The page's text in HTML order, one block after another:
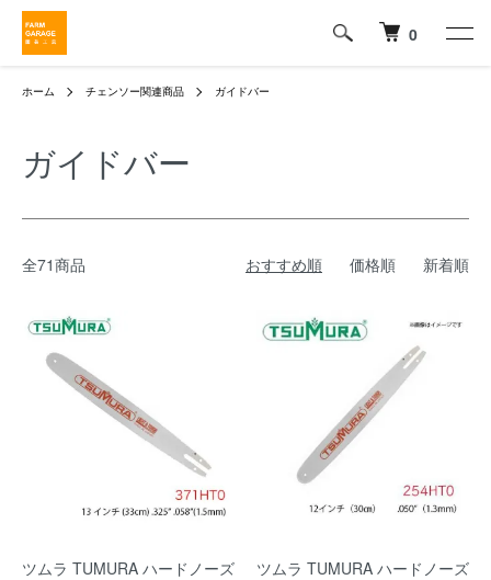
0
ホーム チェンソー関連商品 ガイドバー
ガイドバー
全71商品 おすすめ順 価格順 新着順
ツムラ TUMURA ハードノーズ
ツムラ TUMURA ハードノーズ